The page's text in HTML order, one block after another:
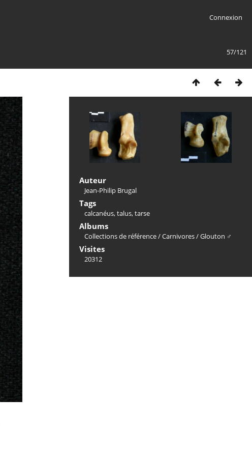
Connexion
57/121
Auteur
Jean-Philip Brugal
Tags
calcanéus,talus,tarse
Albums
Collections de référence/Carnivores/Glouton ♂
Visites
20312